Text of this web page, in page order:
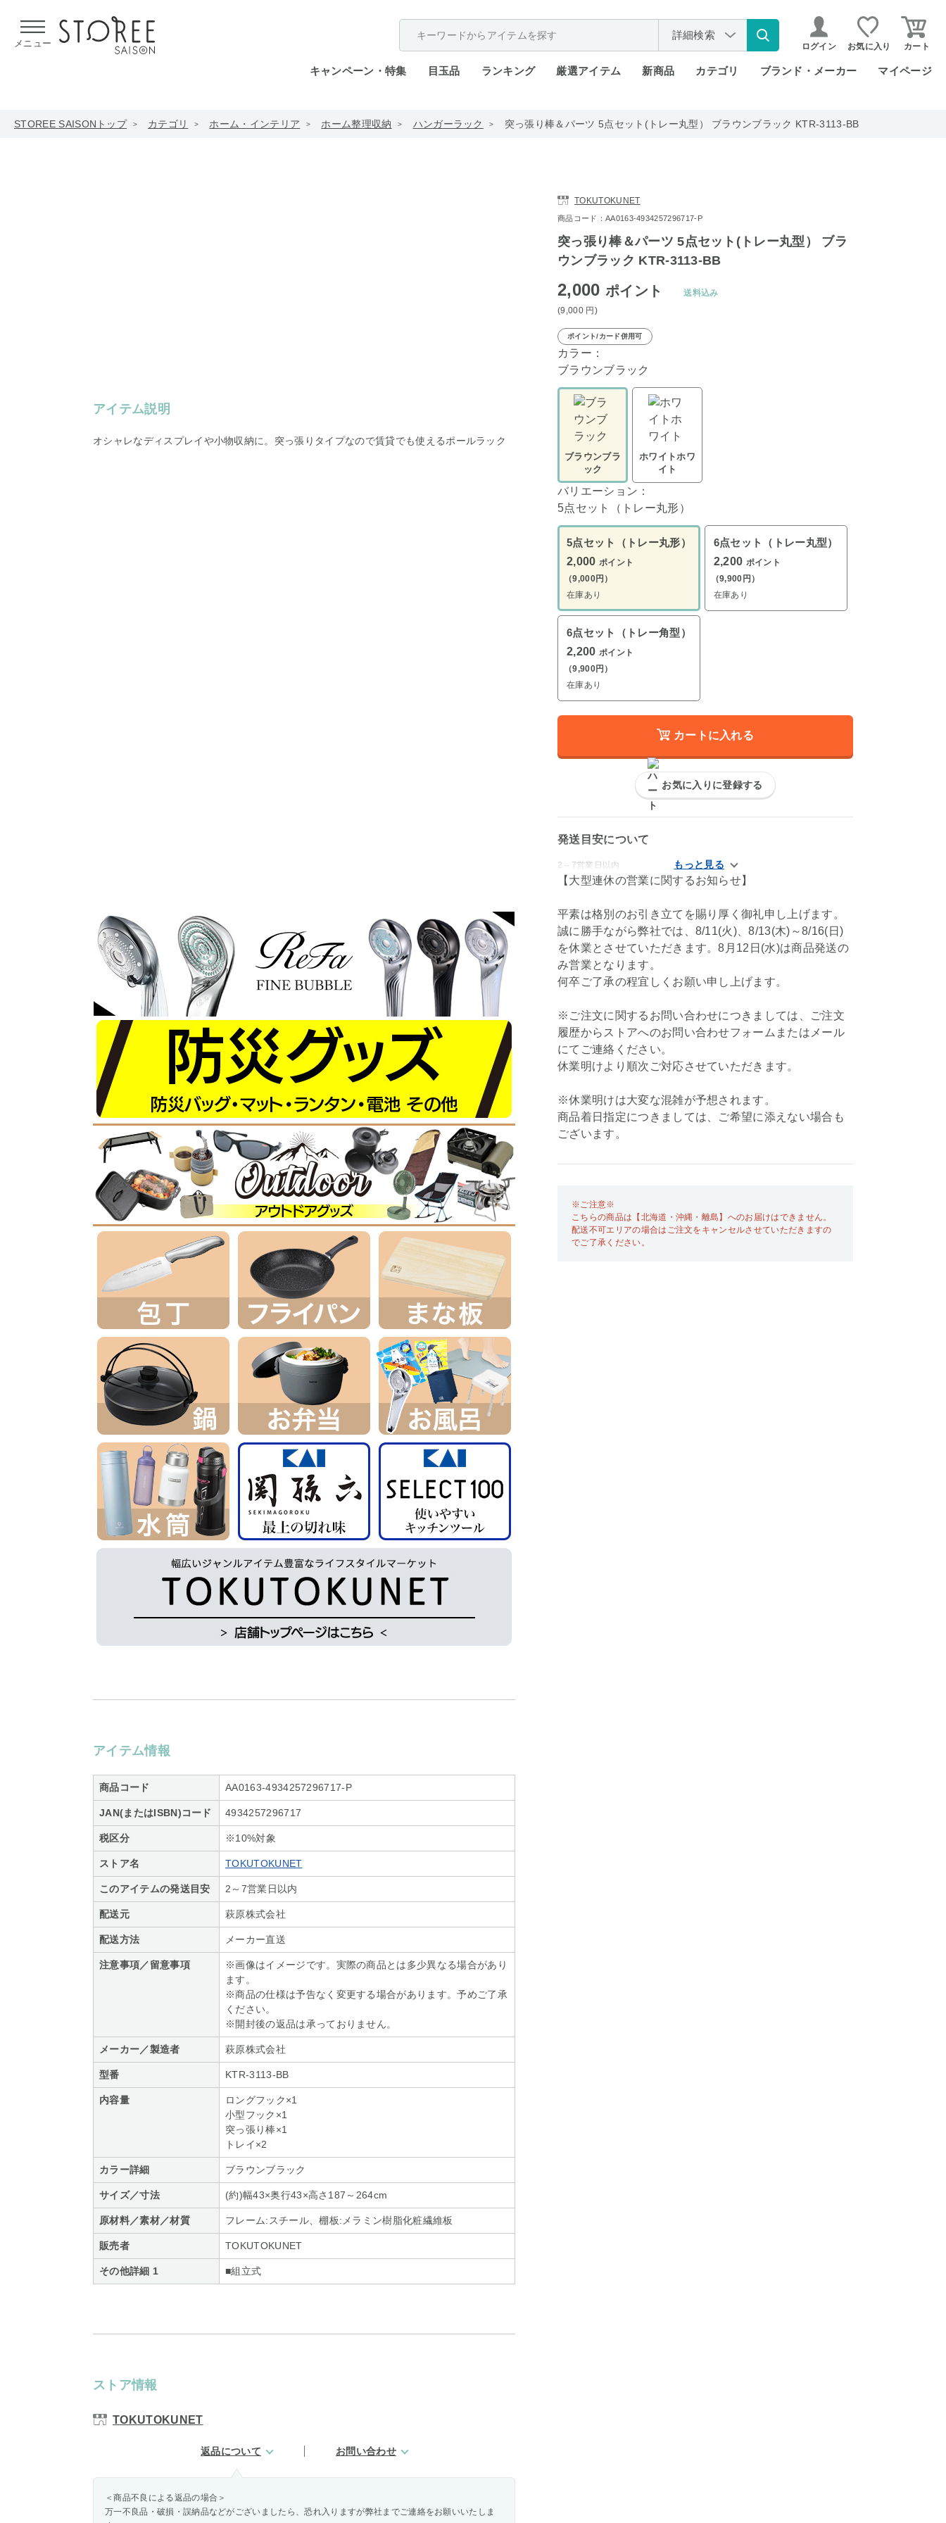
メニュー
詳細検索
ログイン お気に入り カート
キャンペーン・特集 目玉品 ランキング 厳選アイテム 新商品 カテゴリ ブランド・メーカー マイページ
STOREE SAISONトップ カテゴリ ホーム・インテリア ホーム整理収納 ハンガーラック 突っ張り棒＆パーツ 5点セット(トレー丸型） ブラウンブラック KTR-3113-BB
アイテム説明
オシャレなディスプレイや小物収納に。突っ張りタイプなので賃貸でも使えるポールラック
アイテム情報
商品コード AA0163-4934257296717-P
JAN(またはISBN)コード 4934257296717
税区分 ※10%対象
ストア名 TOKUTOKUNET
このアイテムの発送目安 2～7営業日以内
配送元 萩原株式会社
配送方法 メーカー直送
注意事項／留意事項
※画像はイメージです。実際の商品とは多少異なる場合があり
ます。
※商品の仕様は予告なく変更する場合があります。予めご了承
ください。
※開封後の返品は承っておりません。
メーカー／製造者 萩原株式会社
型番 KTR-3113-BB
内容量
ロングフック×1
小型フック×1
突っ張り棒×1
トレイ×2
カラー詳細 ブラウンブラック
サイズ／寸法 (約)幅43×奥行43×高さ187～264cm
原材料／素材／材質 フレーム:スチール、棚板:メラミン樹脂化粧繊維板
販売者 TOKUTOKUNET
その他詳細 1 ■組立式
ストア情報
TOKUTOKUNET
返品について お問い合わせ
＜商品不良による返品の場合＞
万一不良品・破損・誤納品などがございましたら、恐れ入りますが弊社までご連絡をお願いいたしま
TOKUTOKUNET
商品コード：AA0163-4934257296717-P
突っ張り棒＆パーツ 5点セット(トレー丸型） ブラ
ウンブラック KTR-3113-BB
2,000 ポイント
(9,000 円 )
送料込み
ポイント/カード併用可
カラー：
ブラウンブラック
ブラウンブラ
ック
ホワイトホワ
イト
バリエーション：
5点セット（トレー丸形）
5点セット（トレー丸形）
2,000 ポイント
（9,000円）
在庫あり
6点セット（トレー丸型）
2,200 ポイント
（9,900円）
在庫あり
6点セット（トレー角型）
2,200 ポイント
（9,900円）
在庫あり
カートに入れる
お気に入りに登録する
発送目安について
2～7営業日以内
【大型連休の営業に関するお知らせ】
平素は格別のお引き立てを賜り厚く御礼申し上げます。
誠に勝手ながら弊社では、8/11(火)、8/13(木)～8/16(日)
を休業とさせていただきます。8月12日(水)は商品発送の
み営業となります。
何卒ご了承の程宜しくお願い申し上げます。
※ご注文に関するお問い合わせにつきましては、ご注文
履歴からストアへのお問い合わせフォームまたはメール
にてご連絡ください。
休業明けより順次ご対応させていただきます。
※休業明けは大変な混雑が予想されます。
商品着日指定につきましては、ご希望に添えない場合も
ございます。
※ご注意※
こちらの商品は【北海道・沖縄・離島】へのお届けはできません。
配送不可エリアの場合はご注文をキャンセルさせていただきますの
でご了承ください。